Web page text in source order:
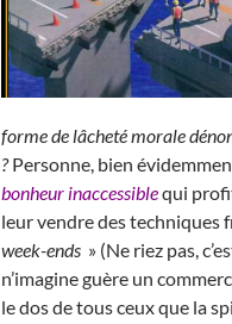
forme de lâcheté morale
?Personne, bien
bonheur inaccessiblequi
leur vendre des techniques
week-ends » (Ne riez pas,
n’imagine guère un
le dos de tous ceux que la